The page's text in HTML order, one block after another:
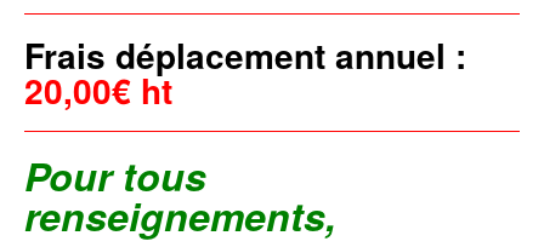
Frais déplacement annuel :
20,00€ ht
Pour tous
renseignements,